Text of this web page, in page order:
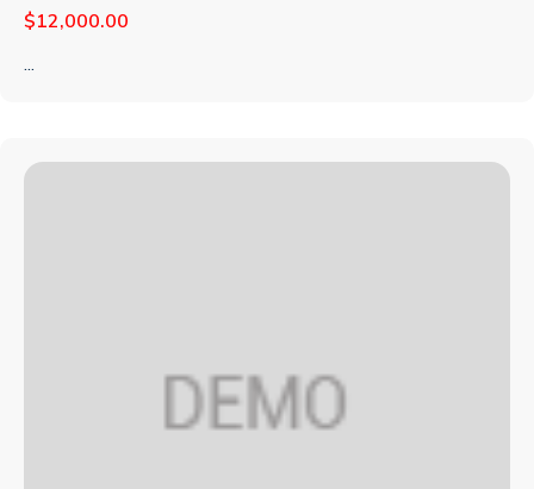
$12,000.00
...